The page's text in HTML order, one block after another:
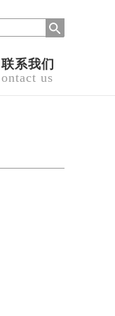
联系我们
ontact us